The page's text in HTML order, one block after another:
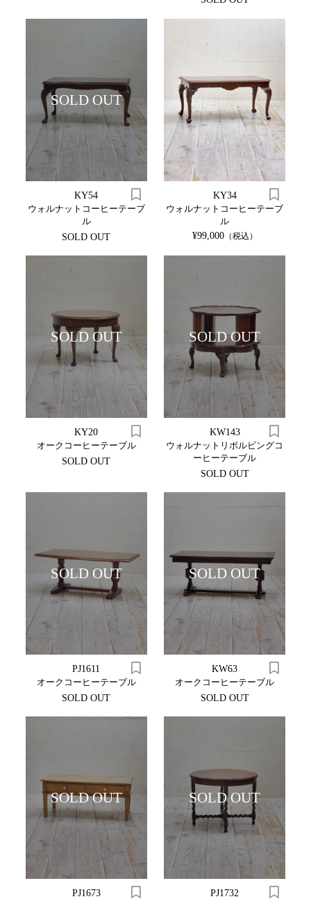
SOLD OUT
KY54
ウォルナットコーヒーテーブ
ル
SOLD OUT
KY34
ウォルナットコーヒーテーブ
ル
¥99,000（税込）
SOLD OUT
KY20
オークコーヒーテーブル
SOLD OUT
SOLD OUT
KW143
ウォルナットリボルビングコ
ーヒーテーブル
SOLD OUT
SOLD OUT
PJ1611
オークコーヒーテーブル
SOLD OUT
SOLD OUT
KW63
オークコーヒーテーブル
SOLD OUT
SOLD OUT
PJ1673
SOLD OUT
PJ1732